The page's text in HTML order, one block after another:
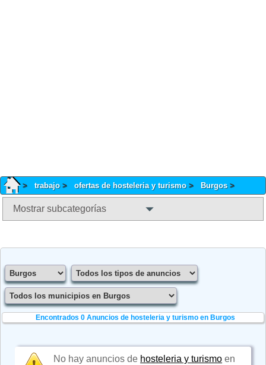
trabajo ofertas de hosteleria y turismo Burgos
Mostrar subcategorías
Encontrados 0Anuncios de hosteleria y turismo en Burgos
No hay anuncios de hosteleria y turismo en